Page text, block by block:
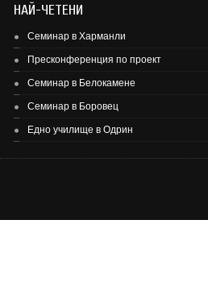
НАЙ-ЧЕТЕНИ
Семинар в Харманли
Пресконференция по проект
Семинар в Белокамене
Семинар в Боровец
Едно училище в Одрин